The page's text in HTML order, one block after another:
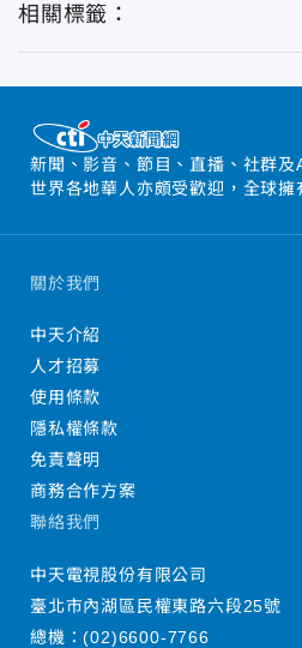
相關標籤：
新聞、影音、節目、直播、社群
世界各地華人亦頗受歡迎，全球擁
關於我們
中天介紹
人才招募
使用條款
隱私權條款
免責聲明
商務合作方案
聯絡我們
中天電視股份有限公司
臺北市內湖區民權東路六段25號
總機：(02)6600-7766